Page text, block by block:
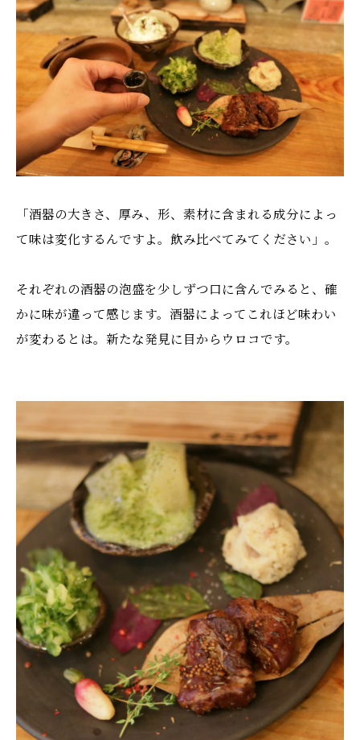
「酒器の大きさ、厚み、形、素材に含まれる成分によっ
て味は変化するんですよ。飲み比べてみてください」。
それぞれの酒器の泡盛を少しずつ口に含んでみると、確
かに味が違って感じます。酒器によってこれほど味わい
が変わるとは。新たな発見に目からウロコです。